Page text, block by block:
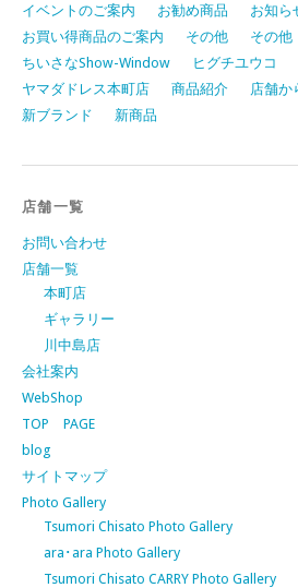
イベントのご案内
お勧め商品
お知ら
お買い得商品のご案内
その他
その他
ちいさなShow-Window
ヒグチユウコ
ヤマダドレス本町店
商品紹介
店舗か
新ブランド
新商品
店舗一覧
お問い合わせ
店舗一覧
本町店
ギャラリー
川中島店
会社案内
WebShop
TOP PAGE
blog
サイトマップ
Photo Gallery
Tsumori Chisato Photo Gallery
ara･ara Photo Gallery
Tsumori Chisato CARRY Photo Gallery